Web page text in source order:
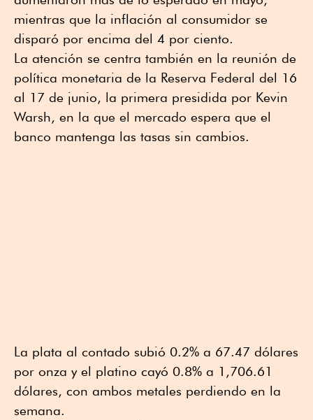
mientras que la inflación al consumidor se
disparó por encima del 4 por ciento.
La atención se centra también en la reunión de
política monetaria de la Reserva Federal del 16
al 17 de junio, la primera presidida por Kevin
Warsh, en la que el mercado espera que el
banco mantenga las tasas sin cambios.
La plata al contado subió 0.2% a 67.47 dólares
por onza y el platino cayó 0.8% a 1,706.61
dólares, con ambos metales perdiendo en la
semana.